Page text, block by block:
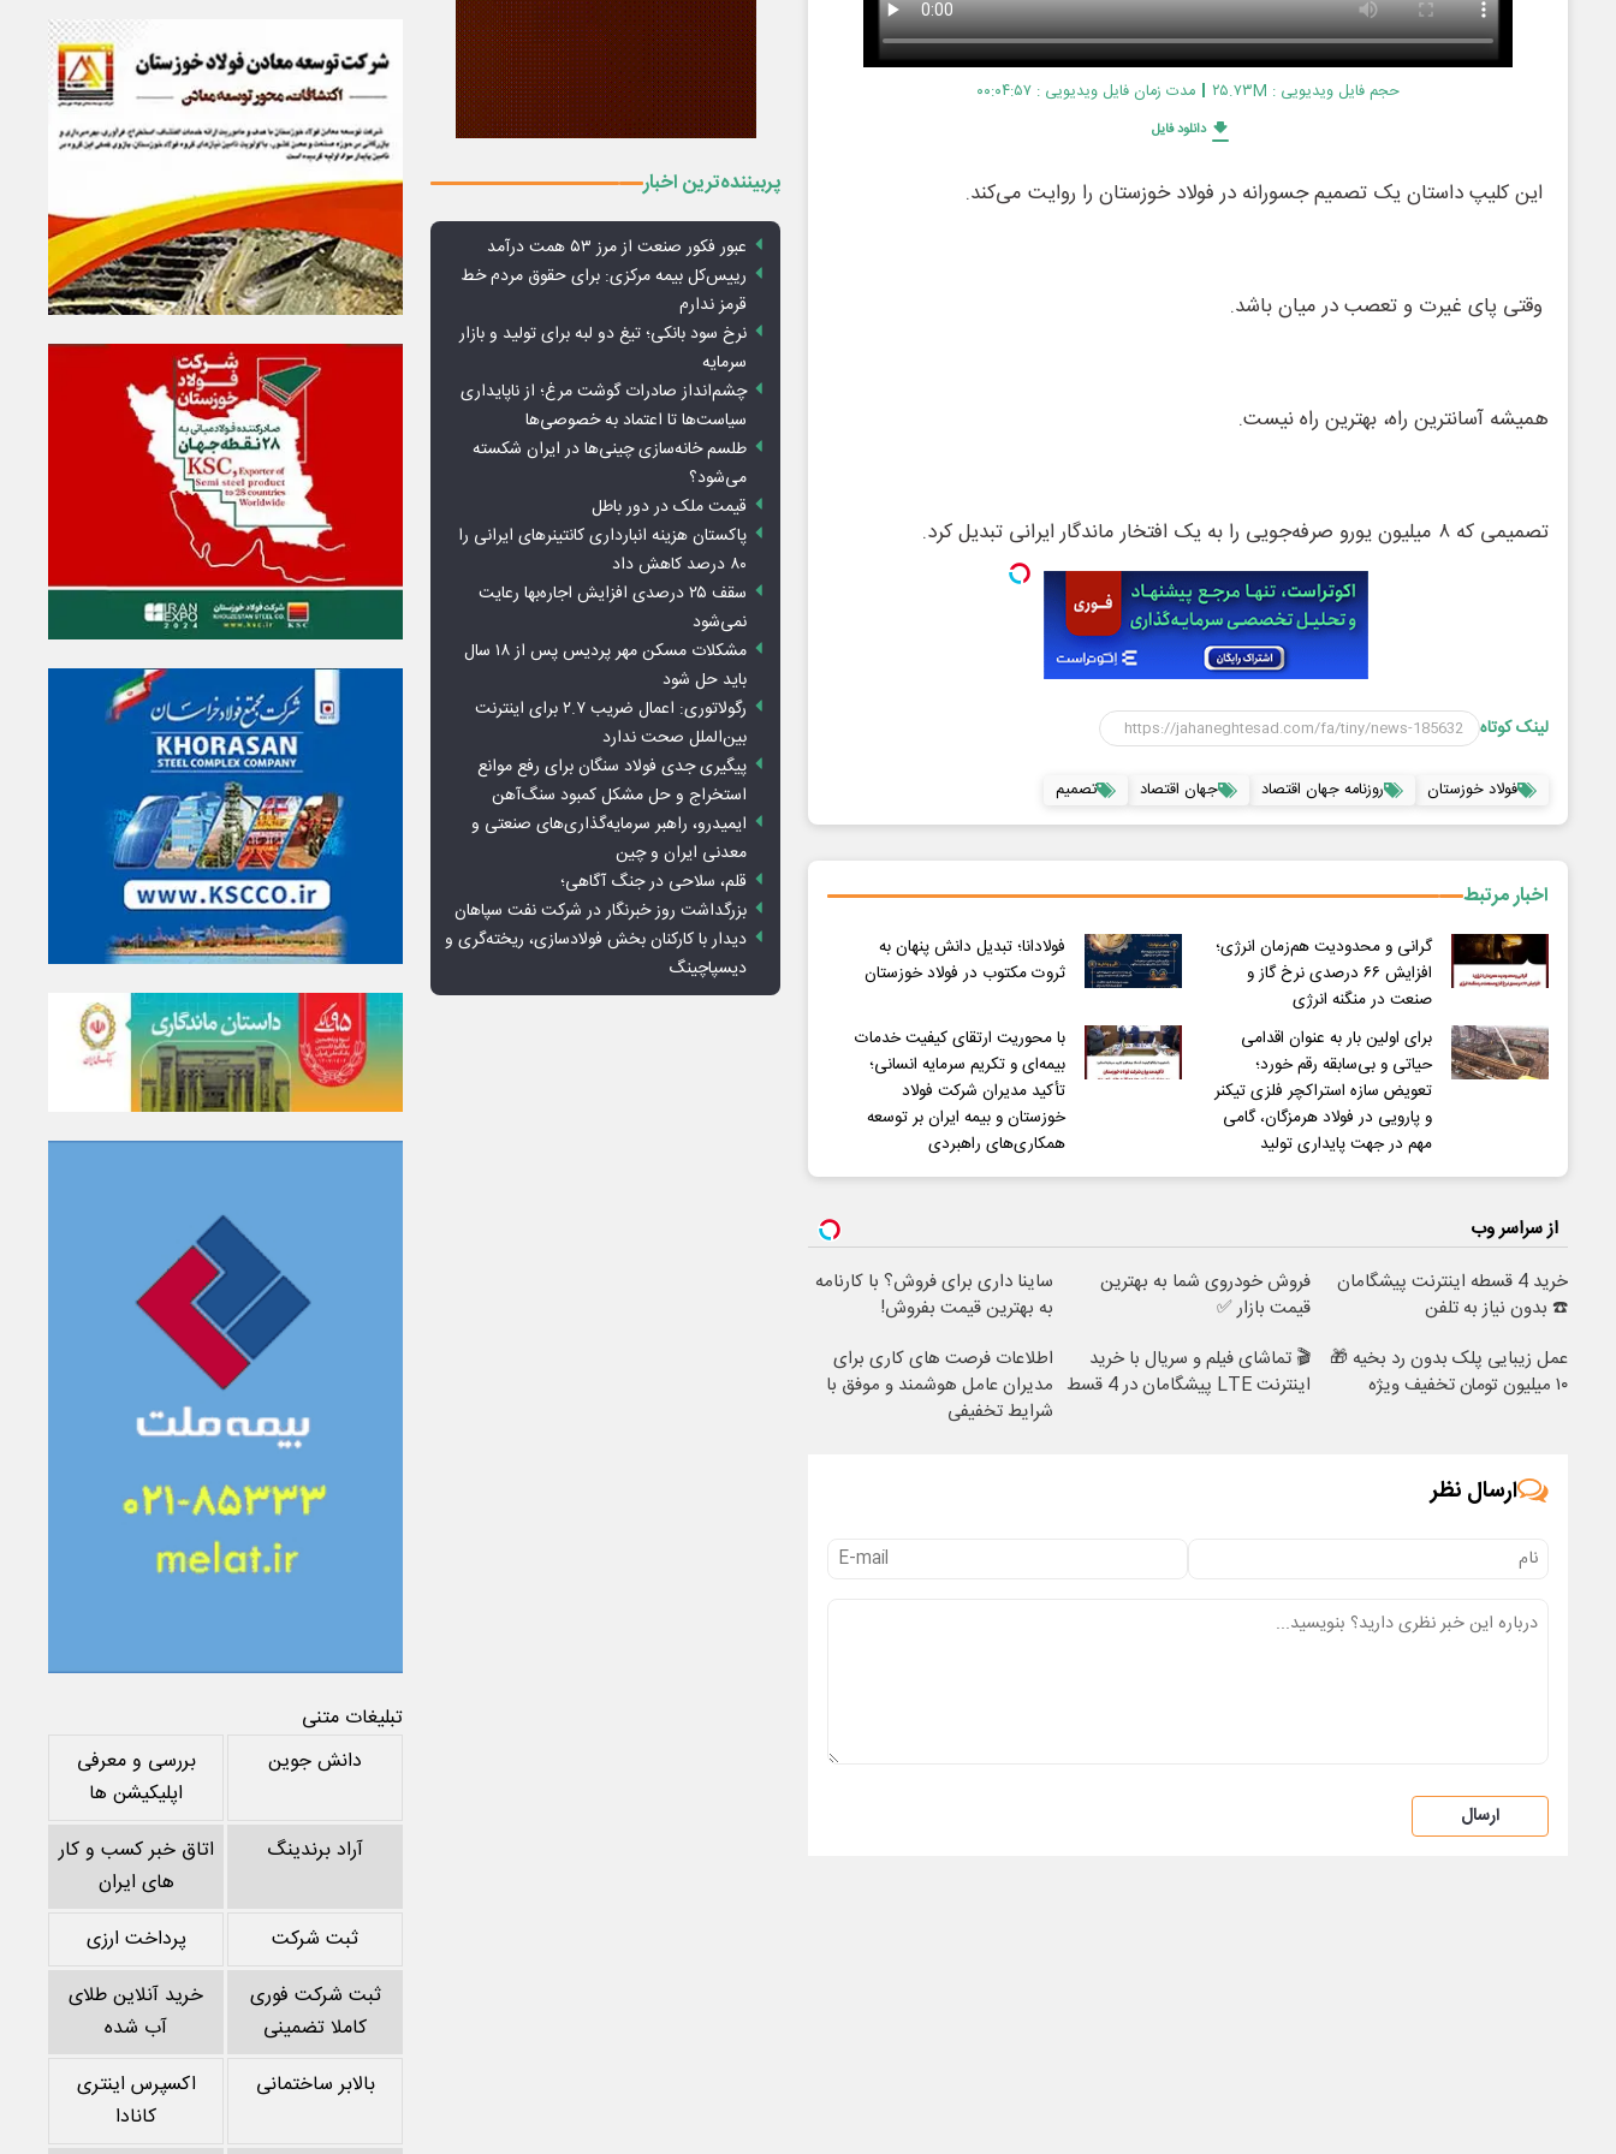
حجم فایل ویدیویی : ۲۵.۷۳M مدت زمان فایل ویدیویی : ۰۰:۰۴:۵۷
دانلود فایل
این کلیپ داستان یک تصمیم جسورانه در فولاد خوزستان را روایت می‌کند.
وقتی پای غیرت و تعصب در میان باشد.
همیشه آسانترین راه، بهترین راه نیست.
تصمیمی که ۸ میلیون یورو صرفه‌جویی را به یک افتخار ماندگار ایرانی تبدیل کرد.
لینک کوتاه
فولاد خوزستان روزنامه جهان اقتصاد جهان اقتصاد تصمیم
اخبار مرتبط
گرانی و محدودیت هم‌زمان انرژی؛
افزایش ۶۶ درصدی نرخ گاز و
صنعت در منگنه انرژی
فولادانا؛ تبدیل دانش پنهان به
ثروت مکتوب در فولاد خوزستان
برای اولین بار به عنوان اقدامی
حیاتی و بی‌سابقه رقم خورد؛
تعویض سازه استراکچر فلزی تیکنر
و پارویی در فولاد هرمزگان، گامی
مهم در جهت پایداری تولید
با محوریت ارتقای کیفیت خدمات
بیمه‌ای و تکریم سرمایه انسانی؛
تأکید مدیران شرکت فولاد
خوزستان و بیمه ایران بر توسعه
همکاری‌های راهبردی
از سراسر وب
خرید 4 قسطه اینترنت پیشگامان
☎️ بدون نیاز به تلفن
فروش خودروی شما به بهترین
قیمت بازار ✅
ساینا داری برای فروش؟ با کارنامه
به بهترین قیمت بفروش!
عمل زیبایی پلک بدون رد بخیه 🎁
۱۰ میلیون تومان تخفیف ویژه
🎬 تماشای فیلم و سریال با خرید
اینترنت LTE پیشگامان در 4 قسط
اطلاعات فرصت های کاری برای
مدیران عامل هوشمند و موفق با
شرایط تخفیفی
ارسال نظر
ارسال
پربیننده‌ترین اخبار
عبور فکور صنعت از مرز ۵۳ همت درآمد
رییس‌کل بیمه مرکزی: برای حقوق مردم خط
قرمز ندارم
نرخ سود بانکی؛ تیغ دو لبه برای تولید و بازار
سرمایه
چشم‌انداز صادرات گوشت مرغ؛ از ناپایداری
سیاست‌ها تا اعتماد به خصوصی‌ها
طلسم خانه‌سازی چینی‌ها در ایران شکسته
می‌شود؟
قیمت ملک در دور باطل
پاکستان هزینه انبارداری کانتینرهای ایرانی را
۸۰ درصد کاهش داد
سقف ۲۵ درصدی افزایش اجاره‌بها رعایت
نمی‌شود
مشکلات مسکن مهر پردیس پس از ۱۸ سال
باید حل شود
رگولاتوری: اعمال ضریب ۲.۷ برای اینترنت
بین‌الملل صحت ندارد
پیگیری جدی فولاد سنگان برای رفع موانع
استخراج و حل مشکل کمبود سنگ‌آهن
ایمیدرو، راهبر سرمایه‌گذاری‌های صنعتی و
معدنی ایران و چین
قلم، سلاحی در جنگ آگاهی؛
بزرگداشت روز خبرنگار در شرکت نفت سپاهان
دیدار با کارکنان بخش فولادسازی، ریخته‌گری و
دیسپاچینگ
تبلیغات متنی
دانش جوین
بررسی و معرفی
اپلیکیشن ها
آراد برندینگ
اتاق خبر کسب و کار
های ایران
ثبت شرکت
پرداخت ارزی
ثبت شرکت فوری
کاملا تضمینی
خرید آنلاین طلای
آب شده
بالابر ساختمانی
اکسپرس اینتری
کانادا